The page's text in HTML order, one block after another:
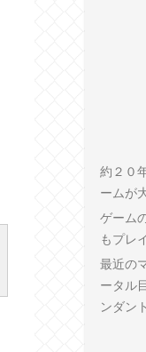
約２０
ームが
ゲーム
もプレ
最近の
ータル
ンダン